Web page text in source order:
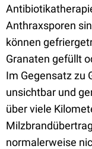
Anthraxsporen
können
Granaten gefüllt
Im Gegensatz zu
unsichtbar und
über viele
normalerweise